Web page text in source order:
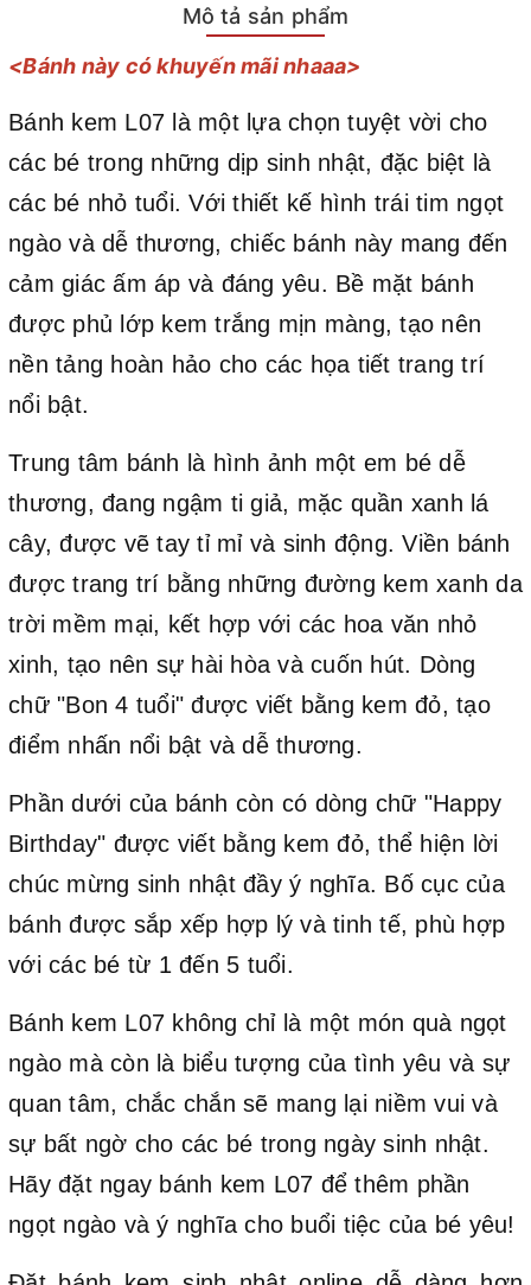
Mô tả sản phẩm
<Bánh này có khuyến mãi nhaaa>
Bánh kem L07 là một lựa chọn tuyệt vời cho
các bé trong những dịp sinh nhật, đặc biệt là
các bé nhỏ tuổi. Với thiết kế hình trái tim ngọt
ngào và dễ thương, chiếc bánh này mang đến
cảm giác ấm áp và đáng yêu. Bề mặt bánh
được phủ lớp kem trắng mịn màng, tạo nên
nền tảng hoàn hảo cho các họa tiết trang trí
nổi bật.
Trung tâm bánh là hình ảnh một em bé dễ
thương, đang ngậm ti giả, mặc quần xanh lá
cây, được vẽ tay tỉ mỉ và sinh động. Viền bánh
được trang trí bằng những đường kem xanh da
trời mềm mại, kết hợp với các hoa văn nhỏ
xinh, tạo nên sự hài hòa và cuốn hút. Dòng
chữ "Bon 4 tuổi" được viết bằng kem đỏ, tạo
điểm nhấn nổi bật và dễ thương.
Phần dưới của bánh còn có dòng chữ "Happy
Birthday" được viết bằng kem đỏ, thể hiện lời
chúc mừng sinh nhật đầy ý nghĩa. Bố cục của
bánh được sắp xếp hợp lý và tinh tế, phù hợp
với các bé từ 1 đến 5 tuổi.
Bánh kem L07 không chỉ là một món quà ngọt
ngào mà còn là biểu tượng của tình yêu và sự
quan tâm, chắc chắn sẽ mang lại niềm vui và
sự bất ngờ cho các bé trong ngày sinh nhật.
Hãy đặt ngay bánh kem L07 để thêm phần
ngọt ngào và ý nghĩa cho buổi tiệc của bé yêu!